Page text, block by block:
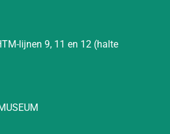
lijnen 9, 11 en 12 (halte